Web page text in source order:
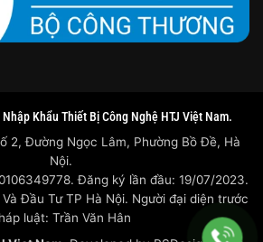
Khẩu Thiết Bị Công Nghệ HTJ Việt Nam.
2, Đường Ngọc Lâm, Phường Bồ Đề, Hà
Nội.
Đăng ký lần đầu: 19/07/2023.
Đầu Tư TP Hà Nội. Người đại diện trước
luật: Trần Văn Hân